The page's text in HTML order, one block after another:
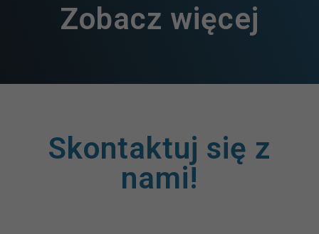
Zobacz więcej
Skontaktuj się z
nami!